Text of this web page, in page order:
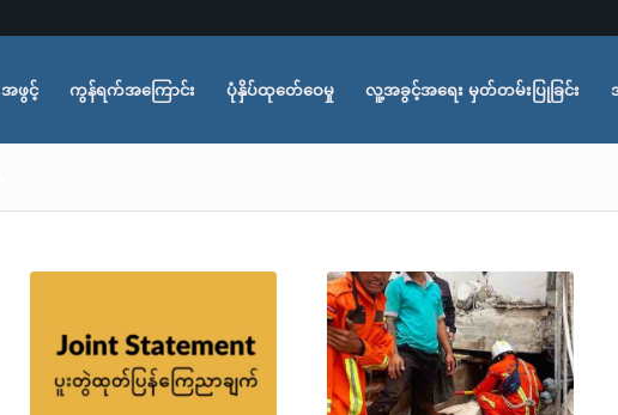
အဖွင့် ကွန်ရက်အကြောင်း ပုံနှိပ်ထုတ်ေဝေမှု လူ့အခွင့်အရေး မှတ်တမ်းပြုခြင်း